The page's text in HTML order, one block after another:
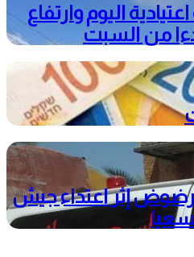
اليوم وارتفاع
من السبت
إثر اعتداء جيش